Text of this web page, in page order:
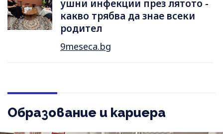
ушни инфекции през лятотo -
какво трябва да знае всеки
родител
9meseca.bg
Образование и кариера